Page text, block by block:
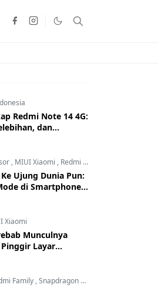
Redmi Note 14 4G:
dan
, MIUI Xiaomi , Redmi Family
Ujung Dunia Pun:
di Smartphone
Ini Tutorial
Xiaomi
Munculnya
Layar
Kamu yang
Family ,Snapdragon Processor